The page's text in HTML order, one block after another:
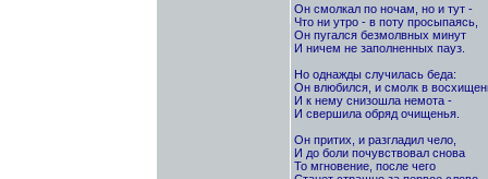
Он смолкал по ночам, но и тут -
Что ни утро - в поту просыпаясь,
Он пугался безмолвных минут
И ничем не заполненных пауз.
Но однажды случилась беда:
Он влюбился, и смолк в
И к нему снизошла немота -
И свершила обряд очищенья.
Он притих, и разгладил чело,
И до боли почувствовал снова
То мгновение, после чего